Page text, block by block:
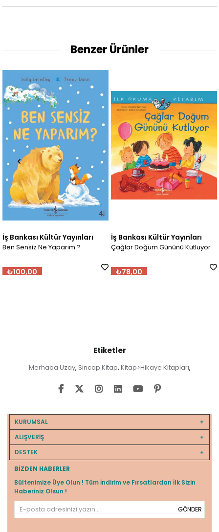
Benzer Ürünler
İş Bankası Kültür Yayınları
Ben Sensiz Ne Yaparım ?
₺100,00
İş Bankası Kültür Yayınları
Çağlar Doğum Gününü Kutluyor
₺78,00
Etiketler
Merhaba Uzay, Sincap Kitap, Kitap>Hikaye Kitapları,
KURUMSAL
ALIŞVERİŞ
DESTEK
BIZDEN HABERLER
Bültenimize Üye Olun ! Tüm İndirim ve Fırsatlardan İlk Sizin
Haberiniz Olsun !
GÖNDER